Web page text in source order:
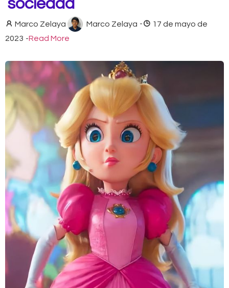
sociedad
Marco Zelaya Marco Zelaya -
17 de mayo de
2023 -Read More